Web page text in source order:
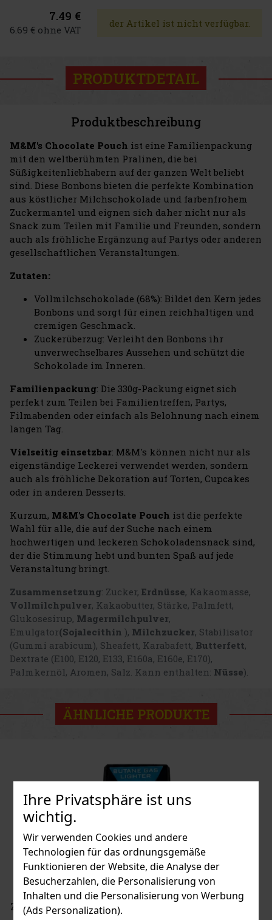
Ihre Privatsphäre ist uns
wichtig.
Wir verwenden Cookies und andere
Technologien für das ordnungsgemäße
Funktionieren der Website, die Analyse der
Besucherzahlen, die Personalisierung von
Inhalten und die Personalisierung von Werbung
(Ads Personalization).
7.49 €
6.69 € ohne VAT
der Artikel ist nicht verfügbar.
PRODUKTDETAIL
Produktbeschreibung
M&M's Chocolate Pouch ist eine Familienpackung
mit den weltberühmten Pralinen, die bei
Süßigkeitenliebhabern auf der ganzen Welt beliebt
sind. Diese Bonbons bieten die perfekte Kombination
aus köstlicher Milchschokolade und farbenfrohem
Zuckermantel und eignen sich daher nicht nur als
Snack zum Teilen mit Familie und Freunden, sondern
auch als fröhliche Ergänzung auf Partys oder anderen
gesellschaftlichen Veranstaltungen.
Zutaten:
Vollmilchschokolade (68%): Bildet den Kern jedes
Bonbons und sorgt für einen reichhaltigen und
cremigen Geschmack.
Zuckerüberzug: Verleiht den Bonbons ihr
unverwechselbares Aussehen und schützt die
Schokolade im Inneren.
Familienpackung: Die 330g-Packung eignet sich
perfekt zum Teilen bei Familientreffen, Partys,
Filmabenden oder einfach als Belohnung nach einem
langen Tag.
Vielseitig einsetzbar: M&M's können nicht nur als
eigenständige Leckerei verwendet werden, sondern
auch als fröhliche Dekoration auf Torten, Cupcakes
oder in anderen Desserts.
Kurzum, M&M's Chocolate Pouch ist die perfekte
Wahl für alle, die auf der Suche nach einem
hochwertigen und leckeren Schokoladensnack sind,
der die Stimmung hebt und bunten Spaß auf jede
Veranstaltung bringt.
Zusammensetzung: Zucker, Erdnüsse, Kakaomasse,
Vollmilchpulver, Kakaobutter, Stärke, Palmfett,
Glukosesirup, Magermilchpulver,
Emulgator(Sojalecithin ), Milchzucker, Stabilisator
(Gummi arabicum), Sheafett, Karabafett, Butterfett,
Dextrate (E100, E120, E133, E160a, E160e, E170),
Palmkernöl, Aromen, Salz. Kann enthalten: Nüsse).
ÄHNLICHE PRODUKTE